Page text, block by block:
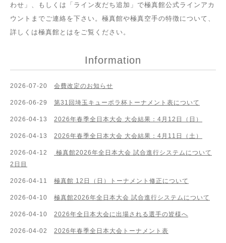
わせ」、もしくは「ライン友だち追加」で極真館公式ラインアカ
ウントまでご連絡を下さい。極真館や極真空手の特徴について、
詳しくは極真館とは をご覧ください。
Information
2026-07-20 会費改定のお知らせ
2026-06-29 第31回埼玉キューポラ杯トーナメント表について
2026-04-13 2026年春季全日本大会 大会結果：4月12日（日）
2026-04-13 2026年春季全日本大会 大会結果：4月11日（土）
2026-04-12
極真館2026年全日本大会 試合進行システムについて
2日目
2026-04-11 極真館 12日（日）トーナメント修正について
2026-04-10 極真館2026年全日本大会 試合進行システムについて
2026-04-10 2026年全日本大会に出場される選手の皆様へ
2026-04-02 2026年春季全日本大会トーナメント表